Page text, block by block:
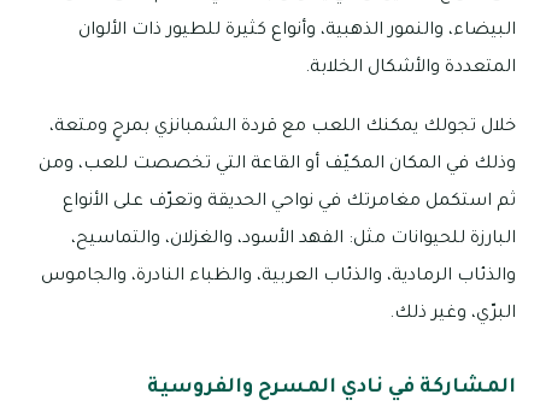
البيضاء، والنمور الذهبية، وأنواع كثيرة للطيور ذات الألوان
المتعددة والأشكال الخلابة.
خلال تجولك يمكنك اللعب مع قردة الشمبانزي بمرحٍ ومتعة،
وذلك في المكان المكيّف أو القاعة التي تخصصت للعب، ومن
ثم استكمل مغامرتك في نواحي الحديقة وتعرّف على الأنواع
البارزة للحيوانات مثل: الفهد الأسود، والغزلان، والتماسيح،
والذئاب الرمادية، والذئاب العربية، والظباء النادرة، والجاموس
البرّي، وغير ذلك.
المشاركة في نادي المسرح والفروسية